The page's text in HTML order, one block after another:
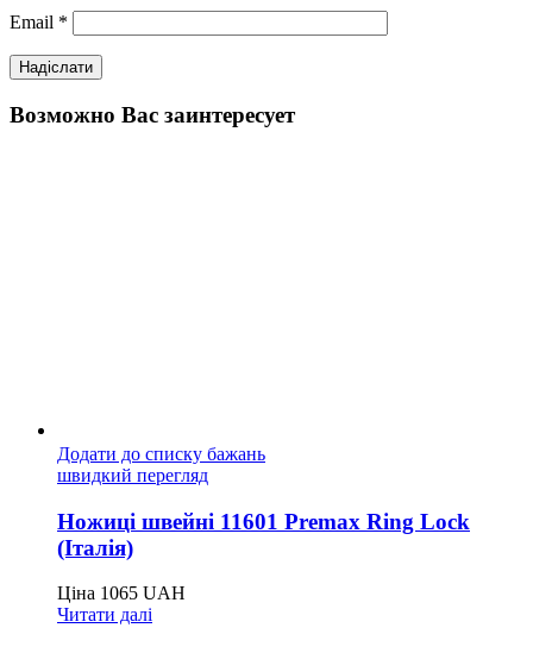
Email *
Возможно Вас заинтересует
Додати до списку бажань
швидкий перегляд
Ножиці швейні 11601 Premax Ring Lock
(Італія)
Ціна 1065 UAH
Читати далі